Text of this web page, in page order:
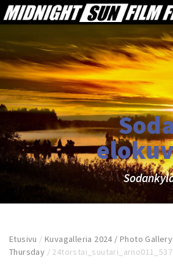
Etusivu /Kuvagalleria 2024 / Photo
Thursday /